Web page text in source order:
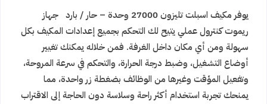
يوفر مكيف اسبلت تليزون 27000 وحدة – حار / بارد جهاز
ريموت كنترول عملي يتيح لك التحكم بجميع إعدادات المكيف بكل
سهولة ومن أي مكان داخل الغرفة. فمن خلاله يمكنك تغيير
أوضاع التشغيل، وضبط درجة الحرارة، والتحكم في سرعة المروحة،
وتفعيل المؤقت وغيرها من الوظائف بضغطة زر واحدة، مما
يمنحك تجربة استخدام أكثر راحة وسلاسة دون الحاجة إلى الاقتراب